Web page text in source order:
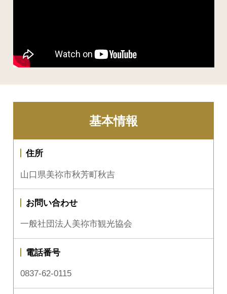
基本情報
住所
山口県美祢市秋芳町秋吉
お問い合わせ
一般社団法人美祢市観光協会
電話番号
0837-62-0115